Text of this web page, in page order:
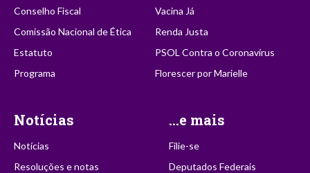
Conselho Fiscal
Comissão Nacional de Ética
Estatuto
Programa
Vacina Já
Renda Justa
PSOL Contra o Coronavírus
Florescer por Marielle
Notícias
Notícias
Resoluções e notas
...e mais
Filie-se
Deputados Federais